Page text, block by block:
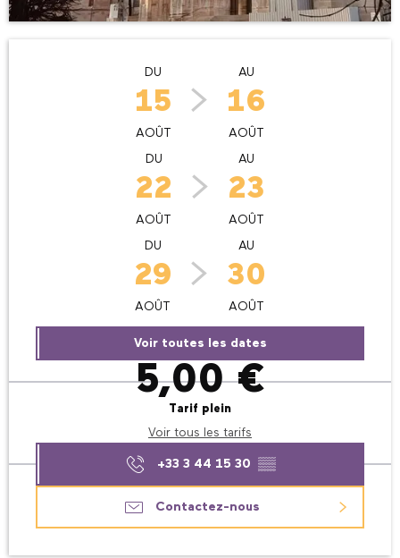
DU
15
AOÛT
AU
16
AOÛT
DU
22
AOÛT
AU
23
AOÛT
DU
29
AOÛT
AU
30
AOÛT
Voir toutes les dates
5,00 €
Tarif plein
Voir tous les tarifs
+33 3 44 15 30 ▒▒
Contactez-nous